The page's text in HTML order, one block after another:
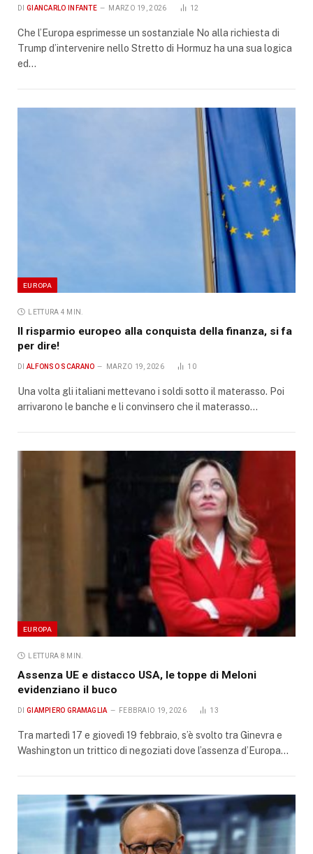
DI GIANCARLO INFANTE MARZO 19, 2026 12
Che l’Europa esprimesse un sostanziale No alla richiesta di
Trump d’intervenire nello Stretto di Hormuz ha una sua logica
ed…
EUROPA
LETTURA 4 MIN.
Il risparmio europeo alla conquista della finanza, si fa
per dire!
DI ALFONSO SCARANO MARZO 19, 2026 10
Una volta gli italiani mettevano i soldi sotto il materasso. Poi
arrivarono le banche e li convinsero che il materasso…
EUROPA
LETTURA 8 MIN.
Assenza UE e distacco USA, le toppe di Meloni
evidenziano il buco
DI GIAMPIERO GRAMAGLIA FEBBRAIO 19, 2026 13
Tra martedì 17 e giovedì 19 febbraio, s’è svolto tra Ginevra e
Washington un trittico di negoziati dove l’assenza d’Europa…